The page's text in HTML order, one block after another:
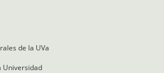
de la UVa
Universidad